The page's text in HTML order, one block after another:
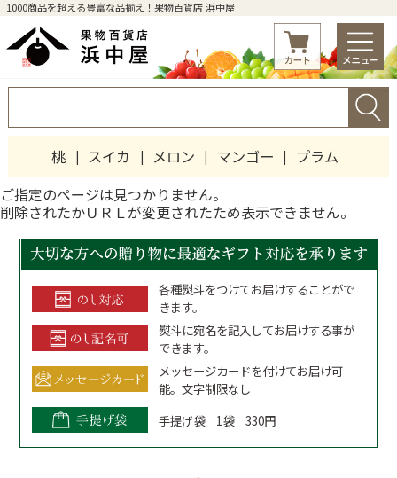
1000商品を超える豊富な品揃え！果物百貨店 浜中屋
桃 スイカ メロン マンゴー
プラム
ご指定のページは見つかりません。
削除されたかＵＲＬが変更されたため表示できません。
各種熨斗をつけてお届けすることがで
きます。
熨斗に宛名を記入してお届けする事が
できます。
メッセージカードを付けてお届け可
能。文字制限なし
手提げ袋 1袋 330円